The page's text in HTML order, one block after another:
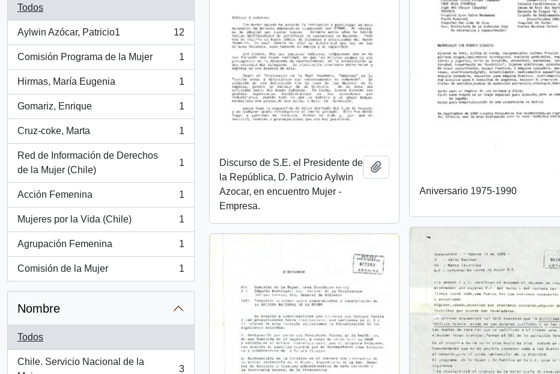
Todos
Aylwin Azócar, Patricio1
, 12 resultados
12
Comisión Programa de la Mujer
, 1 resultados
1
Hirmas, María Eugenia
, 1 resultados
1
Gomariz, Enrique
, 1 resultados
1
Cruz-coke, Marta
, 1 resultados
1
Red de Información de Derechos
de la Mujer (Chile)
, 1 resultados
1
Acción Femenina
, 1 resultados
1
Mujeres por la Vida (Chile)
, 1 resultados
1
Agrupación Femenina
, 1 resultados
1
Comisión de la Mujer
, 1 resultados
1
Nombre
Todos
Chile. Servicio Nacional de la
3
Discurso de S.E. el Presidente de
la República, D. Patricio Aylwin
Azocar, en encuentro Mujer -
Empresa.
Aniversario 1975-1990